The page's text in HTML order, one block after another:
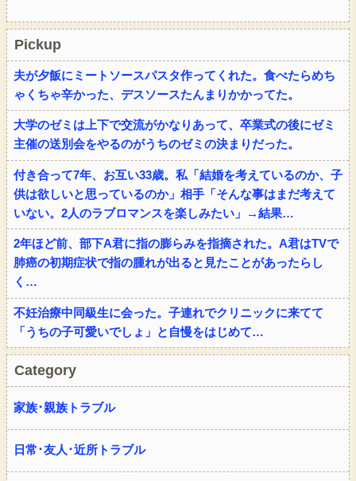
Pickup
夫が夕飯にミートソースパスタ作ってくれた。食べたらめち
ゃくちゃ辛かった、デスソースたんまりかかってた。
大学のゼミは上下で交流がかなりあって、卒業式の後にゼミ
主催の送別会をやるのがうちのゼミの決まりだった。
付き合って7年、お互い33歳。私「結婚を考えているのか、子
供は欲しいと思っているのか」相手「そんな事はまだ考えて
いない。2人のラブロマンスを楽しみたい」→結果…
2年ほど前、部下A君に指の膨らみを指摘された。A君はTVで
肺癌の初期症状で指の腫れが出ると見たことがあったらし
く…
不妊治療中同級生に会った。子連れでクリニックに来てて
「うちの子可愛いでしょ」と自慢をはじめて…
Category
家族･親族トラブル
日常･友人･近所トラブル